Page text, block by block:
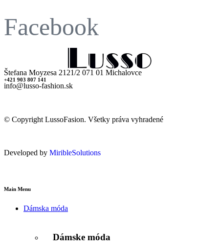
Facebook
Štefana Moyzesa 2121/2 071 01 Michalovce
+421 903 807 141
info@lusso-fashion.sk
© Copyright LussoFasion. Všetky práva vyhradené
Developed by MiribleSolutions
Main Menu
Dámska móda
Dámske móda